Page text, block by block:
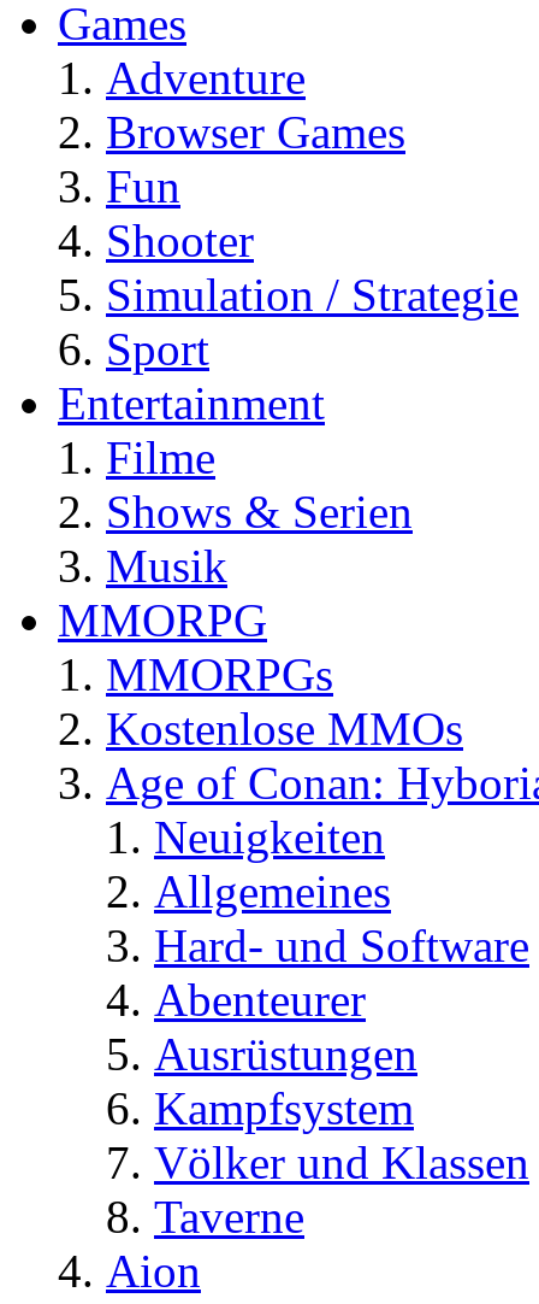
Games
Adventure
Browser Games
Fun
Shooter
Simulation / Strategie
Sport
Entertainment
Filme
Shows & Serien
Musik
MMORPG
MMORPGs
Kostenlose MMOs
Age of Conan:
Neuigkeiten
Allgemeines
Hard- und Software
Abenteurer
Ausrüstungen
Kampfsystem
Völker und Klassen
Taverne
Aion